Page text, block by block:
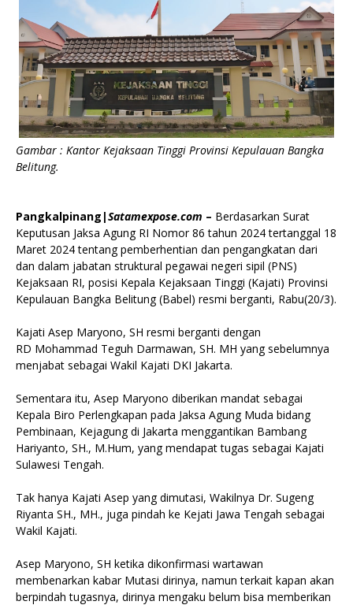
Gambar : Kantor Kejaksaan Tinggi Provinsi Kepulauan Bangka
Belitung.
Pangkalpinang|Satamexpose.com – Berdasarkan Surat
Keputusan Jaksa Agung RI Nomor 86 tahun 2024 tertanggal 18
Maret 2024 tentang pemberhentian dan pengangkatan dari
dan dalam jabatan struktural pegawai negeri sipil (PNS)
Kejaksaan RI, posisi Kepala Kejaksaan Tinggi (Kajati) Provinsi
Kepulauan Bangka Belitung (Babel) resmi berganti, Rabu(20/3).
Kajati Asep Maryono, SH resmi berganti dengan
RD Mohammad Teguh Darmawan, SH. MH yang sebelumnya
menjabat sebagai Wakil Kajati DKI Jakarta.
Sementara itu, Asep Maryono diberikan mandat sebagai
Kepala Biro Perlengkapan pada Jaksa Agung Muda bidang
Pembinaan, Kejagung di Jakarta menggantikan Bambang
Hariyanto, SH., M.Hum, yang mendapat tugas sebagai Kajati
Sulawesi Tengah.
Tak hanya Kajati Asep yang dimutasi, Wakilnya Dr. Sugeng
Riyanta SH., MH., juga pindah ke Kejati Jawa Tengah sebagai
Wakil Kajati.
Asep Maryono, SH ketika dikonfirmasi wartawan
membenarkan kabar Mutasi dirinya, namun terkait kapan akan
berpindah tugasnya, dirinya mengaku belum bisa memberikan